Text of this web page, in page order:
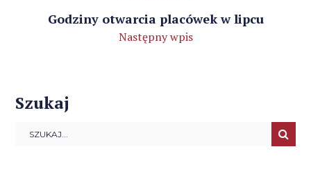
Godziny otwarcia placówek w lipcu
Następny wpis
Szukaj